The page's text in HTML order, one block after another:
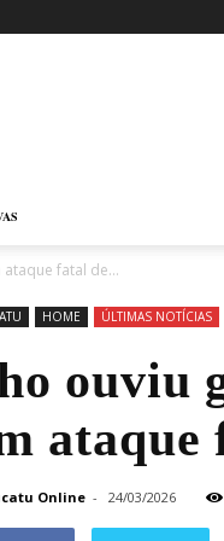
fatal de...
HOME ÚLTIMAS NOTÍCIAS
ouviu
ataque
Online - 24/03/2026